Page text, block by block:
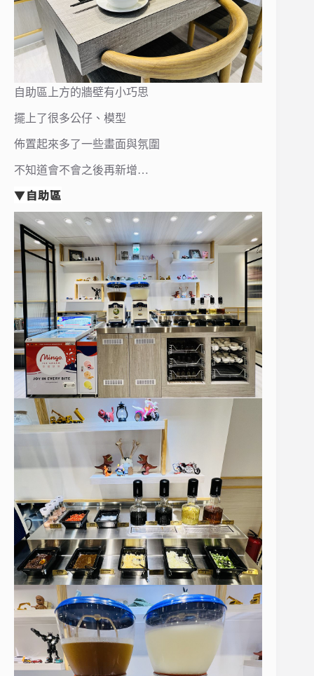
自助區上方的牆壁有小巧思
擺上了很多公仔、模型
佈置起來多了一些畫面與氛圍
不知道會不會之後再新增…
▼自助區